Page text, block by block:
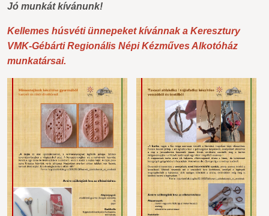
Jó munkát kívánunk!
Kellemes húsvéti ünnepeket kívánnak a Keresztury
VMK-Gébárti Regionális Népi Kézműves Alkotóház
munkatársai.